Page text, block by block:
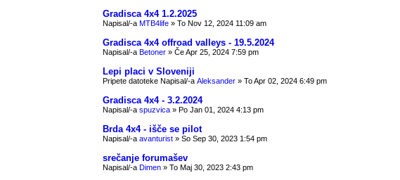
Gradisca 4x4 1.2.2025
Napisal/-a MTB4life » To Nov 12, 2024 11:09 am
Gradisca 4x4 offroad valleys - 19.5.2024
Napisal/-a Betoner » Če Apr 25, 2024 7:59 pm
Lepi placi v Sloveniji
Pripete datoteke Napisal/-a Aleksander » To Apr 02, 2024 6:49 pm
Gradisca 4x4 - 3.2.2024
Napisal/-a spuzvica » Po Jan 01, 2024 4:13 pm
Brda 4x4 - išče se pilot
Napisal/-a avanturist » So Sep 30, 2023 1:54 pm
srečanje forumašev
Napisal/-a Dimen » To Maj 30, 2023 2:43 pm